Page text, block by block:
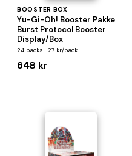
BOOSTER BOX
Yu-Gi-Oh! Booster Pakke
Burst Protocol Booster
Display/Box
24 packs · 27 kr/pack
648 kr